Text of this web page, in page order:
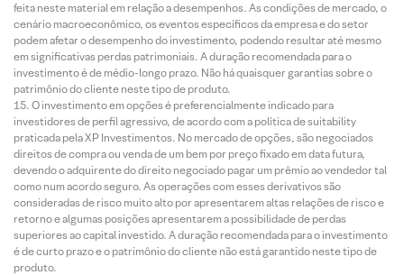
feita neste material em relação a desempenhos. As condições de mercado, o
cenário macroeconômico, os eventos específicos da empresa e do setor
podem afetar o desempenho do investimento, podendo resultar até mesmo
em significativas perdas patrimoniais. A duração recomendada para o
investimento é de médio-longo prazo. Não há quaisquer garantias sobre o
patrimônio do cliente neste tipo de produto.
O investimento em opções é preferencialmente indicado para
investidores de perfil agressivo, de acordo com a política de suitability
praticada pela XP Investimentos. No mercado de opções, são negociados
direitos de compra ou venda de um bem por preço fixado em data futura,
devendo o adquirente do direito negociado pagar um prêmio ao vendedor tal
como num acordo seguro. As operações com esses derivativos são
consideradas de risco muito alto por apresentarem altas relações de risco e
retorno e algumas posições apresentarem a possibilidade de perdas
superiores ao capital investido. A duração recomendada para o investimento
é de curto prazo e o patrimônio do cliente não está garantido neste tipo de
produto.